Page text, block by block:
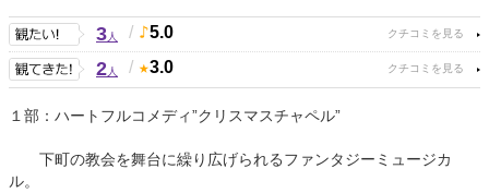
3人 / 5.0
2人 / 3.0
１部：ハートフルコメディ”クリスマスチャペル”
下町の教会を舞台に繰り広げられるファンタジーミュージカ
ル。